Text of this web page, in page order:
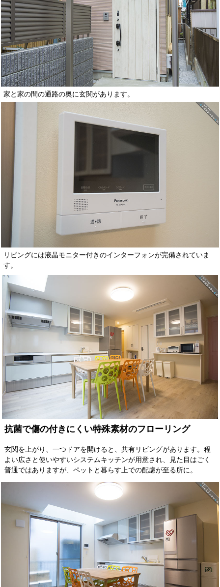
家と家の間の通路の奥に玄関があります。
リビングには液晶モニター付きのインターフォンが完備されていま
す。
抗菌で傷の付きにくい特殊素材のフローリング
玄関を上がり、一つドアを開けると、共有リビングがあります。程
よい広さと使いやすいシステムキッチンが用意され、見た目はごく
普通ではありますが、ペットと暮らす上での配慮が至る所に。